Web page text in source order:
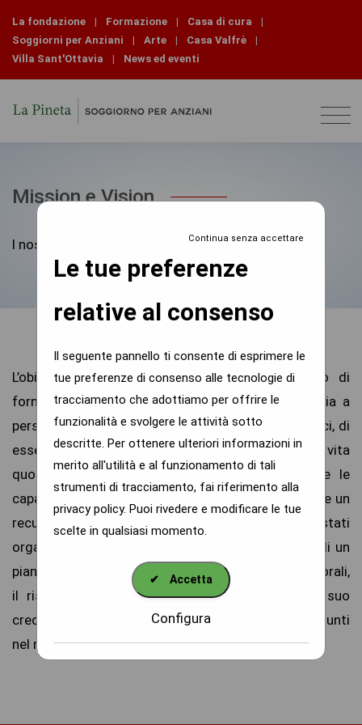
Continua senza accettare
Le tue preferenze
relative al consenso
Il seguente pannello ti consente di esprimere le
tue preferenze di consenso alle tecnologie di
tracciamento che adottiamo per offrire le
funzionalità e svolgere le attività sotto
descritte. Per ottenere ulteriori informazioni in
merito all'utilità e al funzionamento di tali
strumenti di tracciamento, fai riferimento alla
privacy policy. Puoi rivedere e modificare le tue
scelte in qualsiasi momento.
Configura
✔ Accetta
La fondazione | Formazione | Casa di cura
|
Soggiorni per Anziani
| Arte | Casa Valfrè
|
Villa Sant'Ottavia
| News ed eventi
Mission e Vision
I nostri obbiettivi
L’obiettivo della Residenza “La Pineta” è quello di
fornire ospitalità e assistenza tutelare e sanitaria a
persone non in grado, per problemi fisici e o psichici, di
essere autonome nella conduzione della vita
quotidiana. Cercando, altresì, di mantenere vive le
capacità fisiche e psichiche residue e di incentivare un
recupero delle stesse, a tale scopo sono stati
organizzati dei percorsi interni illustrati, tutti su di un
piano, denominati "Sentiero La Pineta". I principi morali,
il rispetto della persona, della sua cultura, del suo
credo religioso, dei suoi ideali politici, sono riassunti
nel motto della nostra azienda: "L'uomo al centro".